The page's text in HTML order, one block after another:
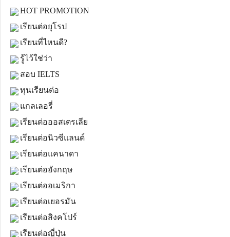
HOT PROMOTION
เรียนต่อยุโรป
เรียนที่ไหนดี?
รู้ไว้ใช่ว่า
สอบ IELTS
ทุนเรียนต่อ
แกลเลอรี่
เรียนต่อออสเตรเลีย
เรียนต่อนิวซีแลนด์
เรียนต่อแคนาดา
เรียนต่ออังกฤษ
เรียนต่ออเมริกา
เรียนต่อเยอรมัน
เรียนต่อสิงคโปร์
เรียนต่อญี่ปุ่น